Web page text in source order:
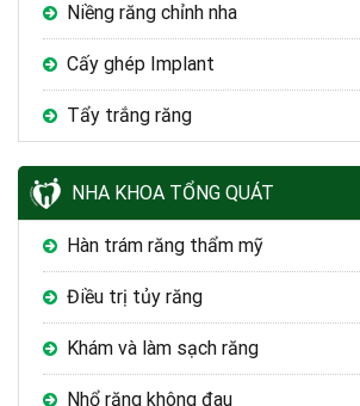
Niềng răng chỉnh nha
Cấy ghép Implant
Tẩy trắng răng
NHA KHOA TỔNG QUÁT
Hàn trám răng thẩm mỹ
Điều trị tủy răng
Khám và làm sạch răng
Nhổ răng không đau